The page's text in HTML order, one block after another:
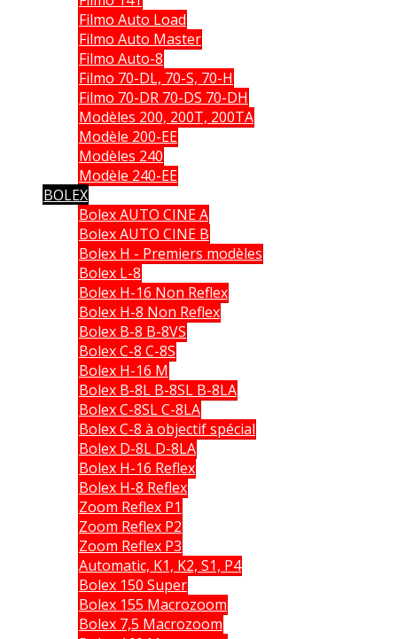
Filmo Auto Load
Filmo Auto Master
Filmo Auto-8
Filmo 70-DL, 70-S, 70-H
Filmo 70-DR 70-DS 70-DH
Modèles 200, 200T, 200TA
Modèle 200-EE
Modèles 240
Modèle 240-EE
BOLEX
Bolex AUTO CINE A
Bolex AUTO CINE B
Bolex H - Premiers modèles
Bolex L-8
Bolex H-16 Non Reflex
Bolex H-8 Non Reflex
Bolex B-8 B-8VS
Bolex C-8 C-8S
Bolex H-16 M
Bolex B-8L B-8SL B-8LA
Bolex C-8SL C-8LA
Bolex C-8 à objectif spécial
Bolex D-8L D-8LA
Bolex H-16 Reflex
Bolex H-8 Reflex
Zoom Reflex P1
Zoom Reflex P2
Zoom Reflex P3
Automatic, K1, K2, S1, P4
Bolex 150 Super
Bolex 155 Macrozoom
Bolex 7,5 Macrozoom